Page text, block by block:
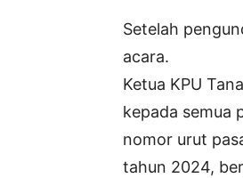
Setelah
acara.
Ketua KPU
kepada semua
nomor urut
tahun 2024,